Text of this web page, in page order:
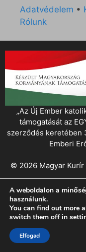
Adatvédelem •
Rólunk
„Az Új Ember
támogatását az
szerződés keretében
Emberi
© 2026 Magyar Kurír
A weboldalon a
használunk.
You can find out more
switch them off in
Elfogad